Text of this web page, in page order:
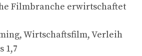
Filmbranche erwirtschaftet
Wirtschaftsfilm, Verleih
1,7